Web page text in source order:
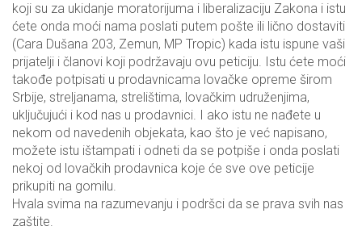
koji su za ukidanje moratorijuma i liberalizaciju Zakona i istu
ćete onda moći nama poslati putem pošte ili lično dostaviti
(Cara Dušana 203, Zemun, MP Tropic) kada istu ispune vaši
prijatelji i članovi koji podržavaju ovu peticiju. Istu ćete moći
takođe potpisati u prodavnicama lovačke opreme širom
Srbije, streljanama, strelištima, lovačkim udruženjima,
uključujući i kod nas u prodavnici. I ako istu ne nađete u
nekom od navedenih objekata, kao što je već napisano,
možete istu ištampati i odneti da se potpiše i onda poslati
nekoj od lovačkih prodavnica koje će sve ove peticije
prikupiti na gomilu.
Hvala svima na razumevanju i podršci da se prava svih nas
zaštite.